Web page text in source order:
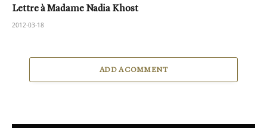
Lettre à Madame Nadia Khost
2012-03-18
ADD A COMMENT